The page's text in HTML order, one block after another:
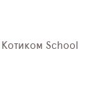
School